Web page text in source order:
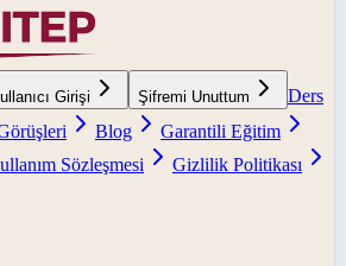
Girişi Şifremi Unuttum
Ders
Blog
Garantili Eğitim
Sözleşmesi
Gizlilik Politikası